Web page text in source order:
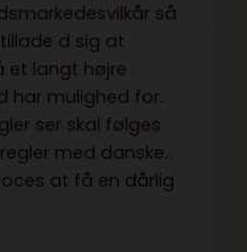
så
d sig at
et langt højre
har mulighed for.
ser skal følges
med danske..
at få en dårlig